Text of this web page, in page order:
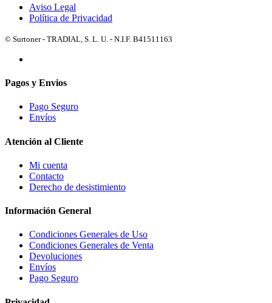
Aviso Legal
Política de Privacidad
© Surtoner - TRADIAL, S. L. U. - N.I.F. B41511163
Pagos y Envios
Pago Seguro
Envíos
Atención al Cliente
Mi cuenta
Contacto
Derecho de desistimiento
Información General
Condiciones Generales de Uso
Condiciones Generales de Venta
Devoluciones
Envíos
Pago Seguro